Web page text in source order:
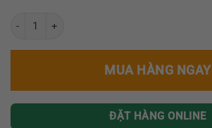
MUA HÀNG NGAY
ĐẶT HÀNG ONLINE